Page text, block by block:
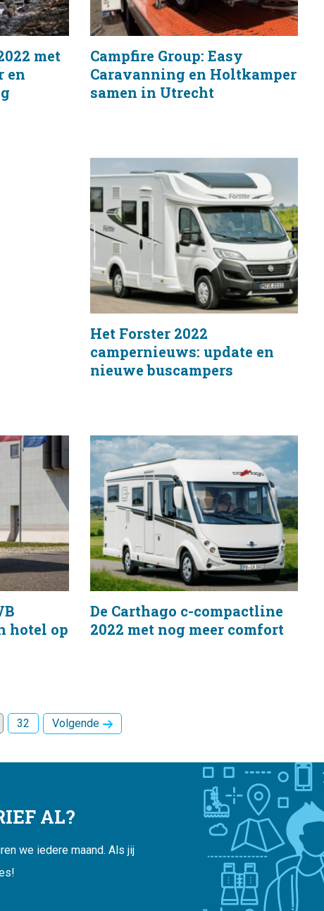
met
en
Campfire Group: Easy
Caravanning en Holtkamper
samen in Utrecht
Het Forster 2022
campernieuws: update en
nieuwe buscampers
hotel op
De Carthago c-compactline
2022 met nog meer comfort
32 Volgende
AL?
we iedere maand. Als jij